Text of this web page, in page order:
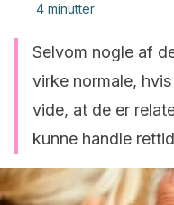
4 minutter
Selvom nogle af
virke normale,
vide, at de er
kunne handle